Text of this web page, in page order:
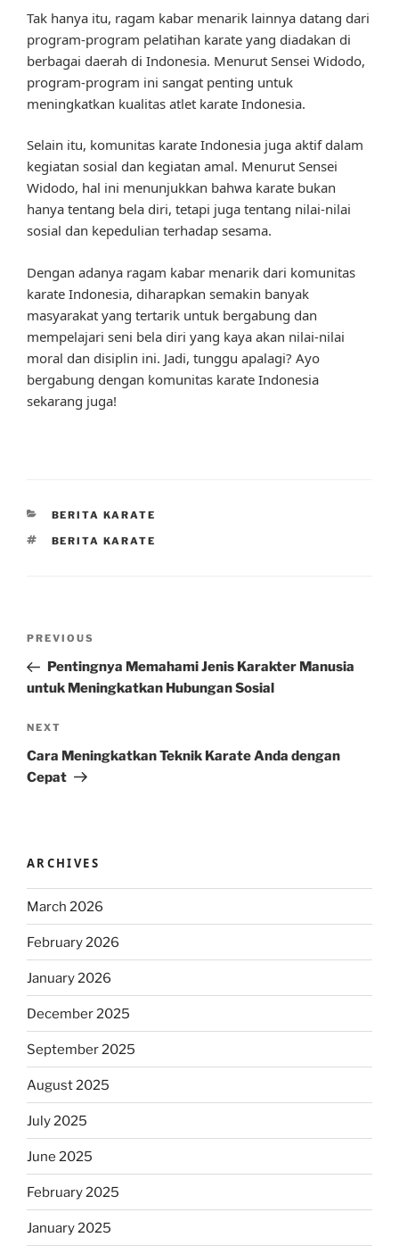
Tak hanya itu, ragam kabar menarik lainnya datang dari
program-program pelatihan karate yang diadakan di
berbagai daerah di Indonesia. Menurut Sensei Widodo,
program-program ini sangat penting untuk
meningkatkan kualitas atlet karate Indonesia.
Selain itu, komunitas karate Indonesia juga aktif dalam
kegiatan sosial dan kegiatan amal. Menurut Sensei
Widodo, hal ini menunjukkan bahwa karate bukan
hanya tentang bela diri, tetapi juga tentang nilai-nilai
sosial dan kepedulian terhadap sesama.
Dengan adanya ragam kabar menarik dari komunitas
karate Indonesia, diharapkan semakin banyak
masyarakat yang tertarik untuk bergabung dan
mempelajari seni bela diri yang kaya akan nilai-nilai
moral dan disiplin ini. Jadi, tunggu apalagi? Ayo
bergabung dengan komunitas karate Indonesia
sekarang juga!
CATEGORIES
BERITA KARATE
TAGS
BERITA KARATE
Previous
Post
PREVIOUS
Pentingnya Memahami Jenis Karakter Manusia
untuk Meningkatkan Hubungan Sosial
Next
Post
NEXT
Cara Meningkatkan Teknik Karate Anda dengan
Cepat
ARCHIVES
March 2026
February 2026
January 2026
December 2025
September 2025
August 2025
July 2025
June 2025
February 2025
January 2025